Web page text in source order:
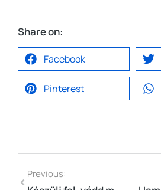
Share on:
Facebook
Pinterest
Previous: